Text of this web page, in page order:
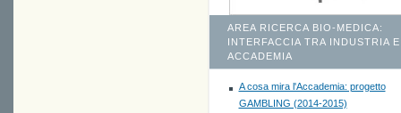
AREA RICERCA BIO-MEDICA:
INTERFACCIA TRA INDUSTRIA E
ACCADEMIA
A cosa mira l'Accademia: progetto
GAMBLING (2014-2015)